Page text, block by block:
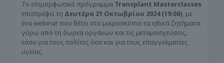
Το επιμορφωτικό πρόγραμμα Transplant Masterclasses
επιστρέφει τη Δευτέρα 21 Οκτωβρίου 2024 (19.00), με
ένα webinar που θέτει στο μικροσκόπιο τα ηθικά ζητήματα
γύρω από τη δωρεά οργάνων και τις μεταμοσχεύσεις,
τόσο για τους πολίτες όσο και για τους επαγγελματίες
υγείας.